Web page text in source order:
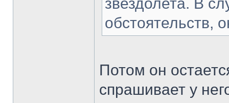
обстоятельств,
Потом он
спрашивает у